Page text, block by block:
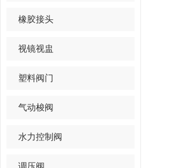
橡胶接头
视镜视盅
塑料阀门
气动梭阀
水力控制阀
调压阀